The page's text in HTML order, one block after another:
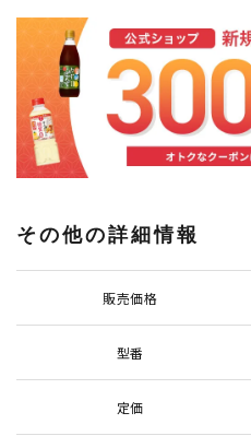
その他の詳細情報
販売価格
型番
定価